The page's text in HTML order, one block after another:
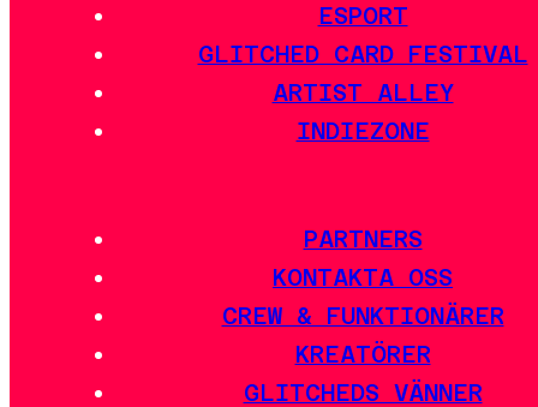
ESPORT
GLITCHED CARD FESTIVAL
ARTIST ALLEY
INDIEZONE
PARTNERS
KONTAKTA OSS
CREW & FUNKTIONÄRER
KREATÖRER
GLITCHEDS VÄNNER